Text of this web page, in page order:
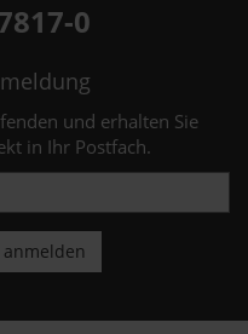
0
und erhalten Sie
in Ihr Postfach.